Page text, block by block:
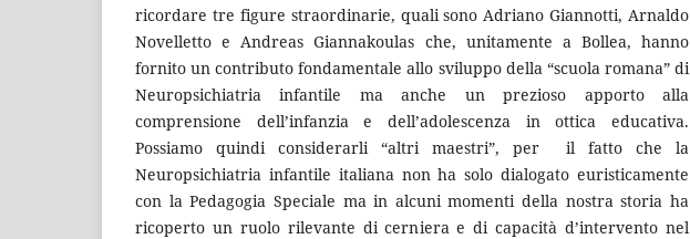
ricordare tre figure straordinarie, quali sono Adriano Giannotti, Arnaldo
Novelletto e Andreas Giannakoulas che, unitamente a Bollea, hanno
fornito un contributo fondamentale allo sviluppo della “scuola romana” di
Neuropsichiatria infantile ma anche un prezioso apporto alla
comprensione dell’infanzia e dell’adolescenza in ottica educativa.
Possiamo quindi considerarli “altri maestri”, per il fatto che la
Neuropsichiatria infantile italiana non ha solo dialogato euristicamente
con la Pedagogia Speciale ma in alcuni momenti della nostra storia ha
ricoperto un ruolo rilevante di cerniera e di capacità d’intervento nel